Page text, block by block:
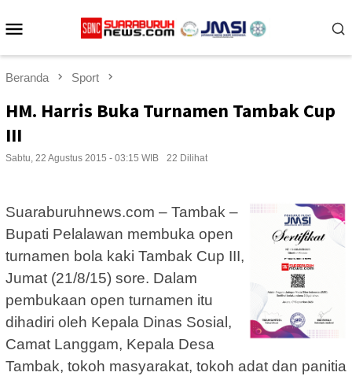
ke
Beranda Sport
HM. Harris Buka Turnamen Tambak Cup
III
Sabtu, 22 Agustus 2015 - 03:15 WIB 22 Dilihat
Suaraburuhnews.com – Tambak –
Bupati Pelalawan membuka open
turnamen bola kaki Tambak Cup III,
Jumat (21/8/15) sore. Dalam
pembukaan open turnamen itu
dihadiri oleh Kepala Dinas Sosial,
Camat Langgam, Kepala Desa
Tambak, tokoh masyarakat, tokoh adat dan panitia